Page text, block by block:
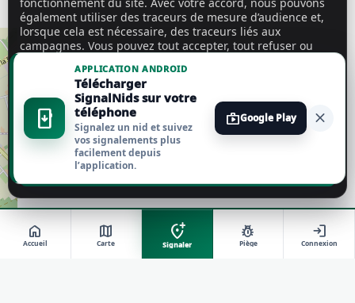
home
Accueil
map
Carte
add_location_alt
Signaler
pest_control
Piège
login
Connexion
install_mobile
APPLICATION ANDROID
Télécharger
SignalNids sur votre
téléphone
Signalez un nid et suivez
vos signalements plus
facilement depuis
l’application.
shopGoogle Play close
également utiliser des traceurs de mesure d’audience et,
lorsque cela est nécessaire, des traceurs liés aux
campagnes. Vous pouvez tout accepter, tout refuser ou
Tout accepter
Tout refuser